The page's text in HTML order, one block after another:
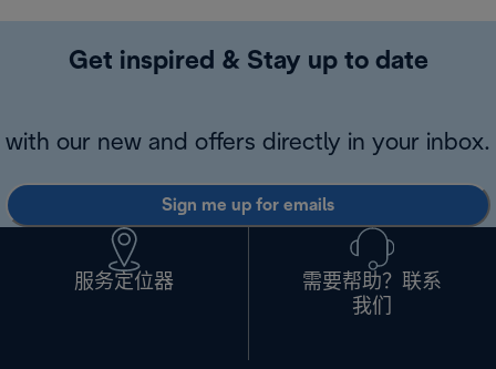
Get inspired & Stay up to date
with our new and offers directly in your inbox.
Sign me up for emails
服务定位器
需要帮助？联系
我们